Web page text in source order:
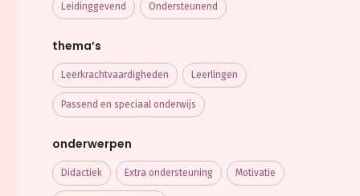
Leidinggevend Ondersteunend
thema’s
Leerkracht­vaardigheden Leerlingen
Passend en speciaal onderwijs
onderwerpen
Didactiek Extra ondersteuning Motivatie